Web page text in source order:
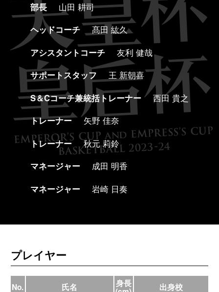
部長
山田 耕司
ヘッドコーチ
髙田 紘久
アシスタントコーチ
友利 健哉
サポートスタッフ
王 新朝喜
S＆Cコーチ兼統括トレーナー
西田 貴之
トレーナー
矢野 佳奈
トレーナー
秋元 莉鈴
マネージャー
成田 明香
マネージャー
岩崎 日奏
プレイヤー
No. 氏名 身長 出身校